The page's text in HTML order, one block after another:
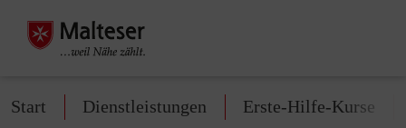
Start Dienstleistungen Erste-Hilfe-Kurse